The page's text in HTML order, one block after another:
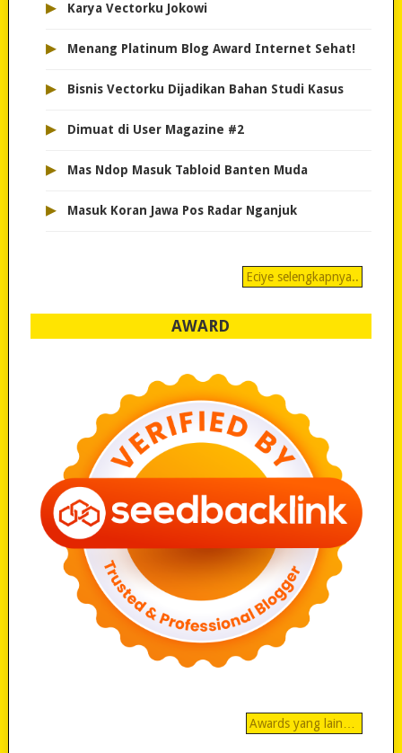
▸ Karya Vectorku Jokowi
▸ Menang Platinum Blog Award Internet Sehat!
▸ Bisnis Vectorku Dijadikan Bahan Studi Kasus
▸ Dimuat di User Magazine #2
▸ Mas Ndop Masuk Tabloid Banten Muda
▸ Masuk Koran Jawa Pos Radar Nganjuk
Eciye selengkapnya..
AWARD
Awards yang lain…